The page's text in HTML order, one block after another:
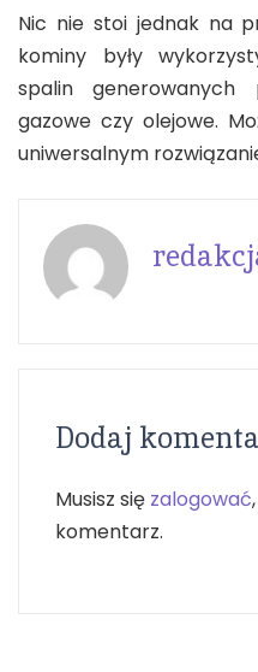
Nic nie stoi jednak na
kominy były
spalin generowanych
gazowe czy olejowe.
uniwersalnym
Dodaj
Musisz się zalogować
komentarz.